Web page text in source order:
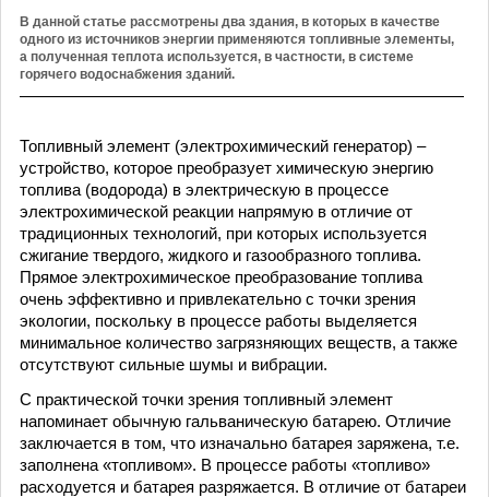
В данной статье рассмотрены два здания, в которых в качестве
одного из источников энергии применяются топливные элементы,
а полученная теплота используется, в частности, в системе
горячего водоснабжения зданий.
Топливный элемент (электрохимический генератор) –
устройство, которое преобразует химическую энергию
топлива (водорода) в электрическую в процессе
электрохимической реакции напрямую в отличие от
традиционных технологий, при которых используется
сжигание твердого, жидкого и газообразного топлива.
Прямое электрохимическое преобразование топлива
очень эффективно и привлекательно с точки зрения
экологии, поскольку в процессе работы выделяется
минимальное количество загрязняющих веществ, а также
отсутствуют сильные шумы и вибрации.
С практической точки зрения топливный элемент
напоминает обычную гальваническую батарею. Отличие
заключается в том, что изначально батарея заряжена, т.е.
заполнена «топливом». В процессе работы «топливо»
расходуется и батарея разряжается. В отличие от батареи